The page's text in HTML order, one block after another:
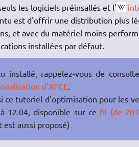
les logiciels préinsallés et l'
est d'offrir une distribution plus
et avec du matériel moins
installées par défaut.
installé, rappelez-vous de
d'XFCE.
ce tutoriel d'optimisation pour les
12.04, disponible sur ce fil (de
aussi proposé)